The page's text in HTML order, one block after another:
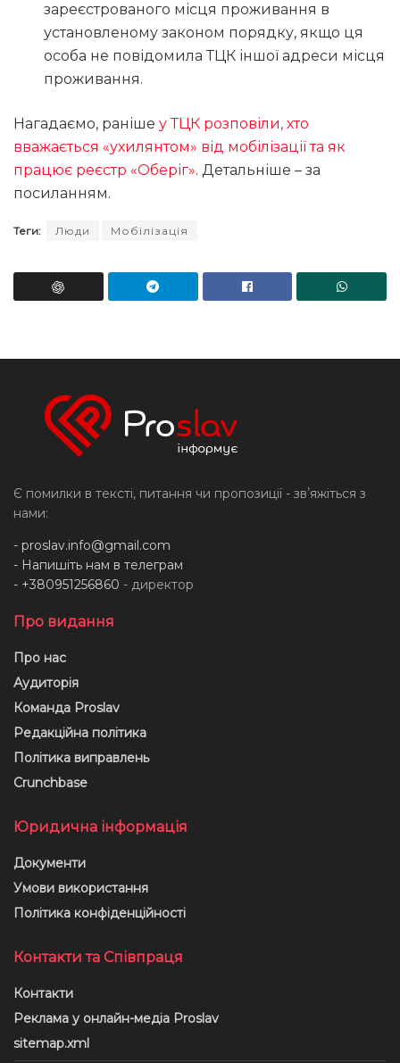
зареєстрованого місця проживання в
установленому законом порядку, якщо ця
особа не повідомила ТЦК іншої адреси місця
проживання.
Нагадаємо, раніше у ТЦК розповіли, хто
вважається «ухилянтом» від мобілізації та як
працює реєстр «Оберіг». Детальніше – за
посиланням.
Теги: Люди Мобілізація
Є помилки в тексті, питання чи пропозиції - звʼяжіться з
нами:
- proslav.info@gmail.com
- Напишіть нам в телеграм
- +380951256860 - директор
Про видання
Про нас
Аудиторія
Команда Proslav
Редакційна політика
Політика виправлень
Crunchbase
Юридична інформація
Документи
Умови використання
Політика конфіденційності
Контакти та Співпраця
Контакти
Реклама у онлайн-медіа Proslav
sitemap.xml